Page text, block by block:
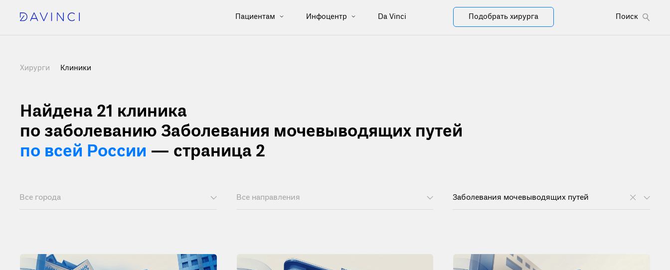
Пациентам Инфоцентр Da Vinci Подобрать хирурга Поиск
Хирурги Клиники
Найдена 21 клиника
по заболеванию Заболевания мочевыводящих путей
по всей России — страница 2
Все города Все направления Заболевания мочевыводящих путей